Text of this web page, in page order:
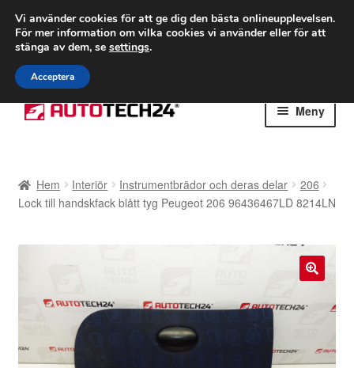
FRAKT från 75 kr
Världsomspännande frakt
Ring 766 924 713
Hoppa
till
Hoppa
till
Meny
Betalningar
Hem Interiör Instrumentbrädor och deras delar
206
Lock till handskfack blått tyg Peugeot 206 96436467LD 8214LN
Vi använder cookies för att ge dig den bästa onlineupplevelsen.
För mer information om vilka cookies vi använder eller för att
stänga av dem, se settings.
Acceptera